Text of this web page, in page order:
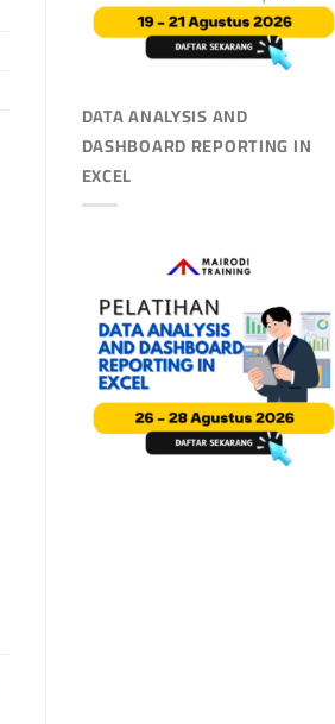
DATA ANALYSIS AND
DASHBOARD REPORTING IN
EXCEL